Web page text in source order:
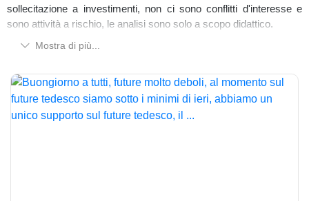
sollecitazione a investimenti, non ci sono conflitti d'interesse e
sono attività a rischio, le analisi sono solo a scopo didattico.
Mostra di più...